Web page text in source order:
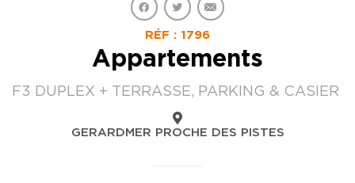
RÉF : 1796
Appartements
F3 DUPLEX + TERRASSE, PARKING & CASIER
GERARDMER PROCHE DES PISTES